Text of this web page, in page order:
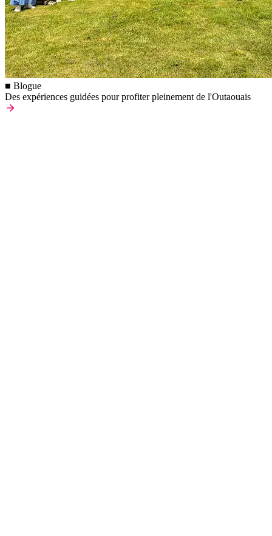
■ Blogue
Des expériences guidées pour profiter pleinement de l'Outaouais